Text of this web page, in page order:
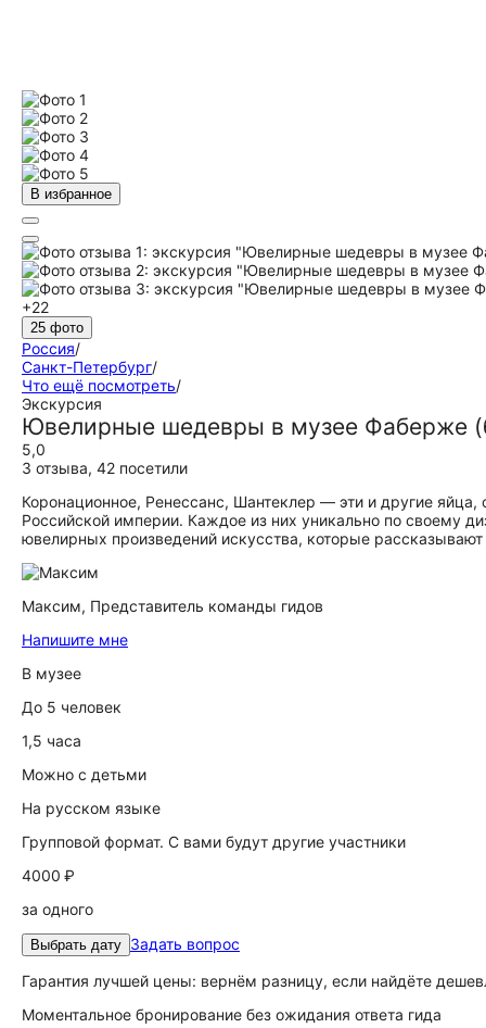
В избранное
+22
25 фото
Россия/
Санкт-Петербург/
Что ещё посмотреть/
Экскурсия
Ювелирные шедевры в музее Фаберже
5,0
3 отзыва, 42 посетили
Коронационное, Ренессанс, Шантеклер — эти и другие
Российской империи. Каждое из них уникально по своему
ювелирных произведений искусства, которые
Максим, Представитель команды гидов
Напишите мне
В музее
До 5 человек
1,5 часа
Можно с детьми
На русском языке
Групповой формат. С вами будут другие участники
4000 ₽
за одного
Выбрать дату Задать вопрос
Гарантия лучшей цены: вернём разницу, если найдёте
Моментальное бронирование без ожидания ответа гида